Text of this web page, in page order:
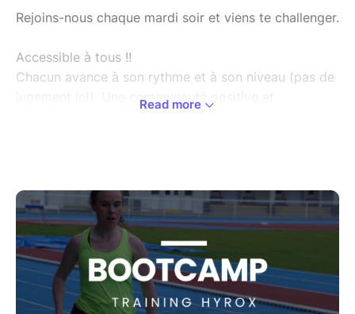
Rejoins-nous chaque mardi soir et viens te challenger.
Accessible à tous !!
Chacun avance à son rythme et à son niveau (pas de
jugement ici). Une communauté positive et
On adaptera les exercices proposés à tes capacités.
Le tout dans la joie et la bonne humeur. C'est
important !
N'oublie pas ta bouteille d'eau et ton joli sourire !
Read more